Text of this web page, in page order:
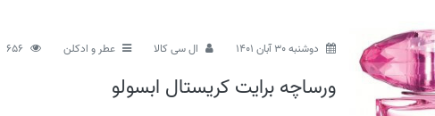
دوشنبه 30 آبان 1401 ال سی کالا عطر و ادکلن 656
ورساچه برایت کریستال ابسولو